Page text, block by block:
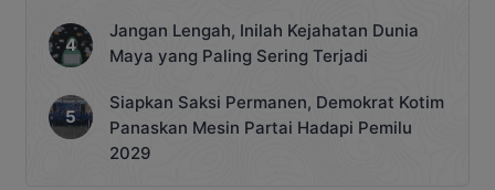
Jangan Lengah, Inilah Kejahatan Dunia
Maya yang Paling Sering Terjadi
Siapkan Saksi Permanen, Demokrat Kotim
Panaskan Mesin Partai Hadapi Pemilu
2029